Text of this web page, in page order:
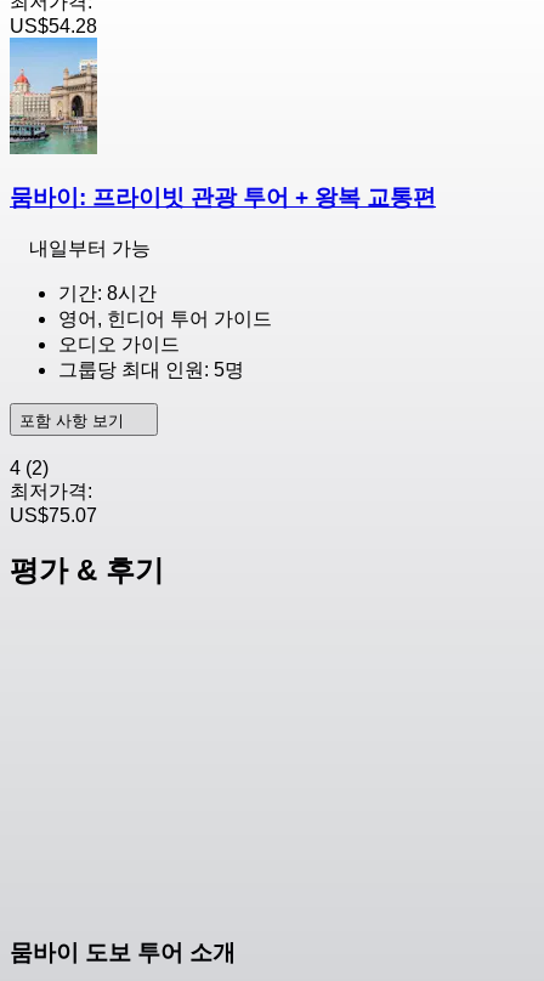
US$54.28
뭄바이: 프라이빗 관광 투어 + 왕복 교통편
내일부터 가능
기간: 8시간
영어, 힌디어 투어 가이드
오디오 가이드
그룹당 최대 인원: 5명
포함 사항 보기
4 (2)
최저가격:
US$75.07
평가 & 후기
뭄바이 도보 투어 소개